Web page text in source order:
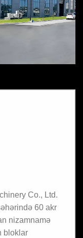
Co., Ltd.
60 akr
nizamnamə
bloklar